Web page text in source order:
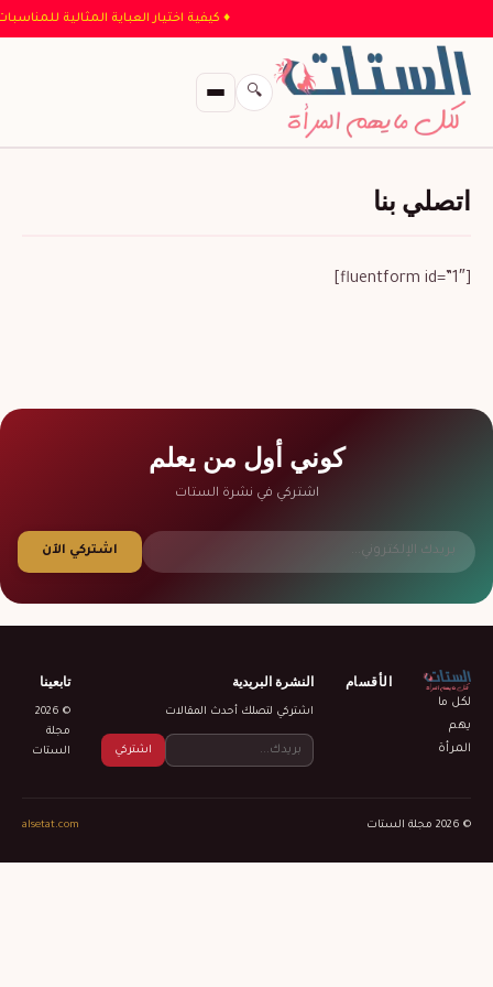
♦ كيفية اختيار العباية المثالية
🔍
اتصلي بنا
[fluentform id=”1″]
كوني أول من يعلم
اشتركي في نشرة الستات
اشتركي الآن
لكل ما
يهم
المرأة
الأقسام النشرة البريدية
اشتركي لتصلك أحدث المقالات
اشتركي
تابعينا
© 2026
مجلة
الستات
© 2026 مجلة الستات alsetat.com